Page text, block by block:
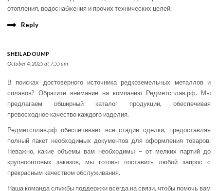
отопления, водоснабжения и прочих технических целей.
Reply
SHEILADOUMP
October 4, 2025 at 7:55 am
В поисках достоверного источника редкоземельных металлов и
сплавов? Обратите внимание на компанию Редметсплав.рф. Мы
предлагаем обширный каталог продукции, обеспечивая
превосходное качество каждого изделия.
Редметсплав.рф обеспечивает все стадии сделки, предоставляя
полный пакет необходимых документов для оформления товаров.
Неважно, какие объемы вам необходимы – от мелких партий до
крупнооптовых заказов, мы готовы поставить любой запрос с
прекрасным качеством обслуживания.
Наша команда службы поддержки всегда на связи, чтобы помочь вам